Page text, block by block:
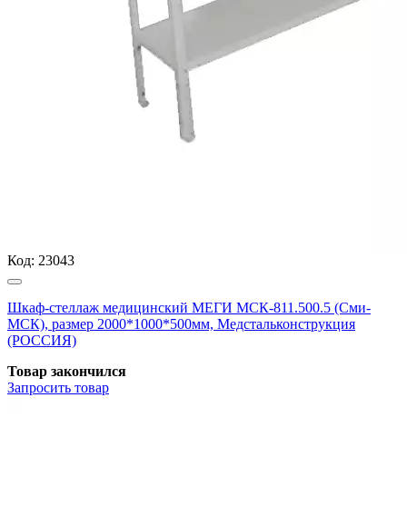
Код: 23043
Шкаф-стеллаж медицинский МЕГИ МСК-811.500.5 (Сми-
МСК), размер 2000*1000*500мм, Медстальконструкция
(РОССИЯ)
Товар закончился
Запросить товар